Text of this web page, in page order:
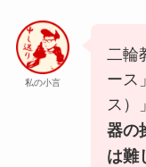
私の小言
二輪
ース
ス）
器の
は難